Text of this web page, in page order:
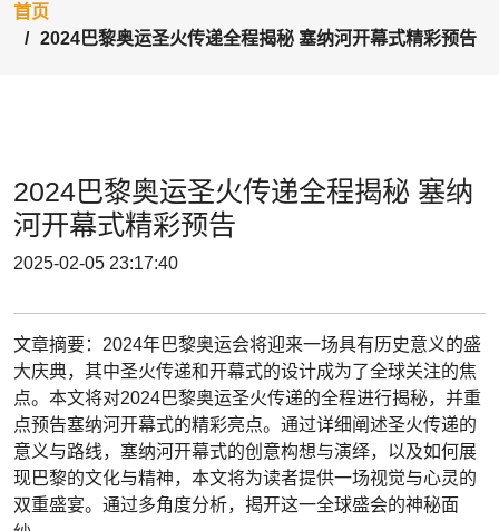
首页
2024巴黎奥运圣火传递全程揭秘 塞纳河开幕式精彩预告
2024巴黎奥运圣火传递全程揭秘 塞纳
河开幕式精彩预告
2025-02-05 23:17:40
文章摘要：2024年巴黎奥运会将迎来一场具有历史意义的盛
大庆典，其中圣火传递和开幕式的设计成为了全球关注的焦
点。本文将对2024巴黎奥运圣火传递的全程进行揭秘，并重
点预告塞纳河开幕式的精彩亮点。通过详细阐述圣火传递的
意义与路线，塞纳河开幕式的创意构想与演绎，以及如何展
现巴黎的文化与精神，本文将为读者提供一场视觉与心灵的
双重盛宴。通过多角度分析，揭开这一全球盛会的神秘面